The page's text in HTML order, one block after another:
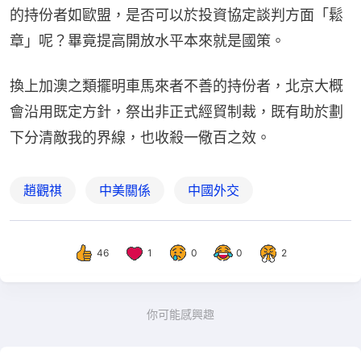
的持份者如歐盟，是否可以於投資協定談判方面「鬆
章」呢？畢竟提高開放水平本來就是國策。
換上加澳之類擺明車馬來者不善的持份者，北京大概
會沿用既定方針，祭出非正式經貿制裁，既有助於劃
下分清敵我的界線，也收殺一儆百之效。
趙觀祺 中美關係 中國外交
46 1 0 0 2
你可能感興趣